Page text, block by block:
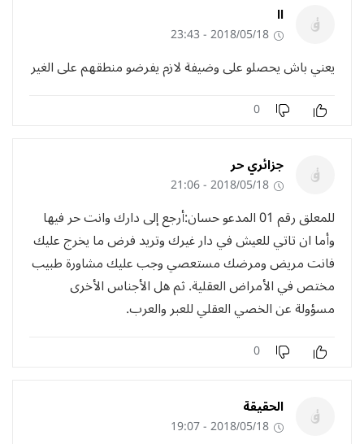
ll
2018/05/18 - 23:43
يعني باش يحصلو على وضيفة لازم يفرضو منطقهم على الغير
0
جزائري حر
2018/05/18 - 21:06
للمعلق رقم 01 المدعو حسان:أرجع إلى دارك وانت حر فيها
وأما ان تاتي للعيش في دار غيرك وتريد فرض ما يخرج عليك
فانت مريض ومرضك مستعصي وجب عليك مشاورة طبيب
مختص في الأمراض العقلية. ثم هل الأجناس الأخرى
مسؤولة عن الخصي العقلي للعبر والعرب.
0
الحقيقة
2018/05/18 - 19:07